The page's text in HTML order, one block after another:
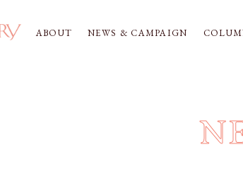
ABOUT NEWS & CAMPAIGN